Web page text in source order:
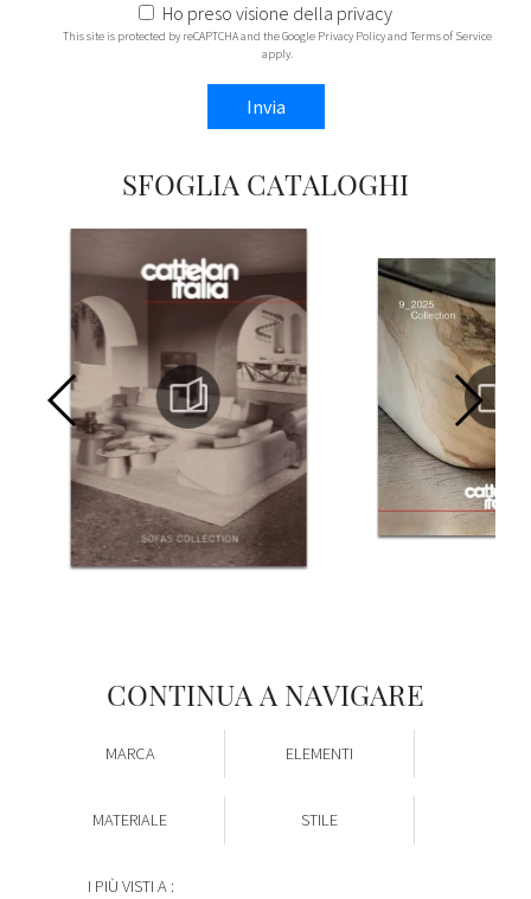
Ho preso visione della privacy
This site is protected by reCAPTCHA and the Google Privacy Policyand Terms of Service
apply.
Invia
SFOGLIA CATALOGHI
CONTINUA A NAVIGARE
MARCA ELEMENTI
MATERIALE STILE
I PIÙ VISTI A :